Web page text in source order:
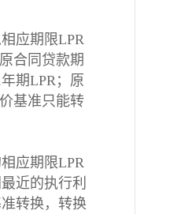
应期限LPR
合同贷款期
期LPR；原
基准只能转
应期限LPR
近的执行利
转换，转换